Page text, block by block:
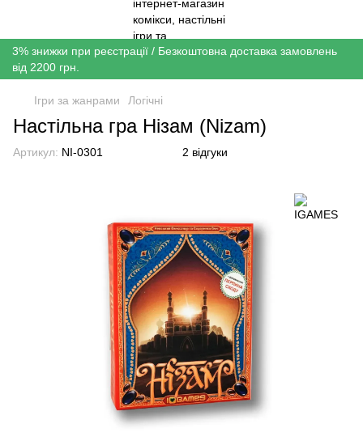
3% знижки при реєстрації / Безкоштовна доставка замовлень
від 2200 грн.
Ігри за жанрами Логічні
Настільна гра Нізам (Nizam)
Артикул: NI-0301 2 відгуки